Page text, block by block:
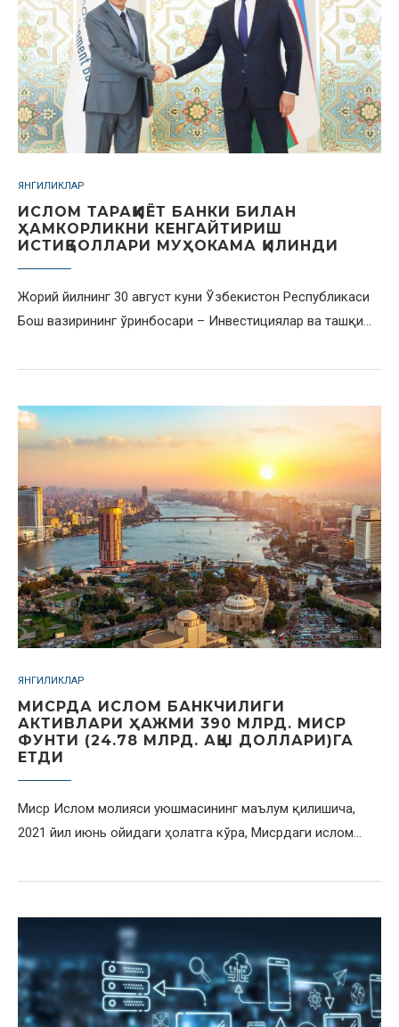
ЯНГИЛИКЛАР
ИСЛОМ ТАРАҚҚИЁТ БАНКИ БИЛАН
ҲАМКОРЛИКНИ КЕНГАЙТИРИШ
ИСТИҚБОЛЛАРИ МУҲОКАМА ҚИЛИНДИ
Жорий йилнинг 30 август куни Ўзбекистон Республикаси
Бош вазирининг ўринбосари – Инвестициялар ва ташқи…
ЯНГИЛИКЛАР
МИСРДА ИСЛОМ БАНКЧИЛИГИ
АКТИВЛАРИ ҲАЖМИ 390 МЛРД. МИСР
ФУНТИ (24.78 МЛРД. АҚШ ДОЛЛАРИ)ГА
ЕТДИ
Миср Ислом молияси уюшмасининг маълум қилишича,
2021 йил июнь ойидаги ҳолатга кўра, Мисрдаги ислом…